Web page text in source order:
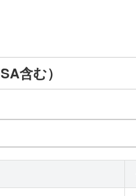
含む）